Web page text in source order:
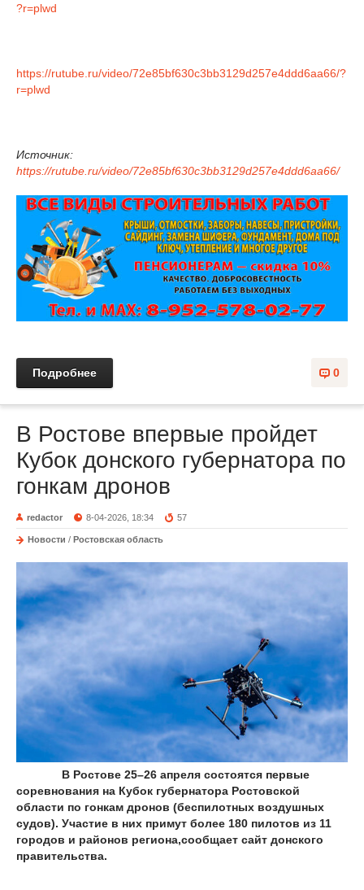
?r=plwd
https://rutube.ru/video/72e85bf630c3bb3129d257e4ddd6aa66/?
r=plwd
Источник:
https://rutube.ru/video/72e85bf630c3bb3129d257e4ddd6aa66/
0
Подробнее
В Ростове впервые пройдет
Кубок донского губернатора по
гонкам дронов
redactor 8-04-2026, 18:34 57
Новости / Ростовская область
В Ростове 25–26 апреля состоятся первые
соревнования на Кубок губернатора Ростовской
области по гонкам дронов (беспилотных воздушных
судов). Участие в них примут более 180 пилотов из 11
городов и районов региона,сообщает сайт донского
правительства.